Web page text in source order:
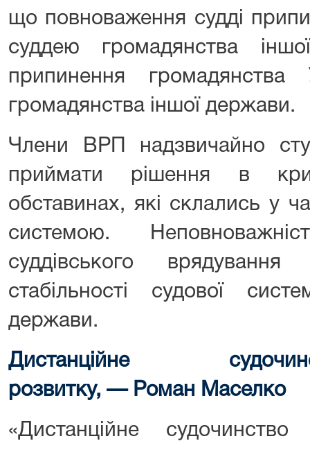
що повноваження судді
суддею громадянства
припинення громадянства
громадянства іншої держави.
Члени ВРП надзвичайно
приймати рішення в
обставинах, які склались у
системою.
суддівського
стабільності судової
держави.
Дистанційне
розвитку, —Роман Маселко
«Дистанційне